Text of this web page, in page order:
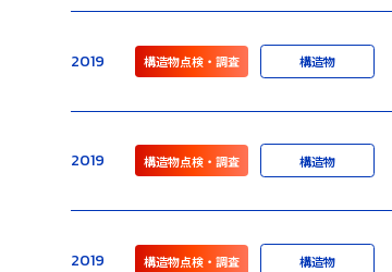
2019 構造物点検・調査 構造物
2019 構造物点検・調査 構造物
2019 構造物点検・調査 構造物